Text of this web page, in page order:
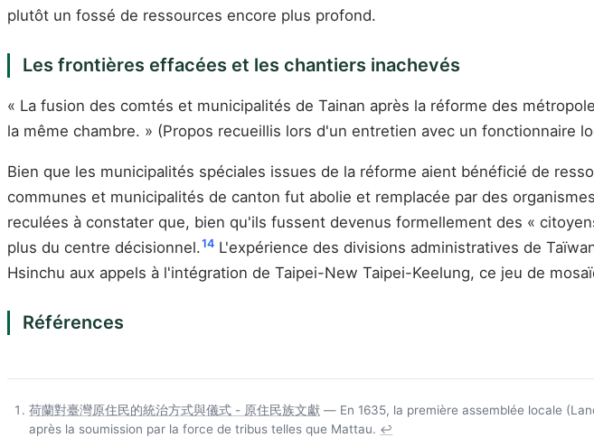
plutôt un fossé de ressources encore plus profond.
Les frontières effacées et les chantiers inachevés
« La fusion des comtés et municipalités de Tainan après la réforme des
la même chambre. » (Propos recueillis lors d'un entretien avec un fonctionnaire
Bien que les municipalités spéciales issues de la réforme aient bénéficié de
communes et municipalités de canton fut abolie et remplacée par des
reculées à constater que, bien qu'ils fussent devenus formellement des «
plus du centre décisionnel.14 L'expérience des divisions administratives de
Hsinchu aux appels à l'intégration de Taipei-New Taipei-Keelung, ce jeu de
Références
荷蘭對臺灣原住民的統治方式與儀式 - 原住民族文獻 — En 1635, la première assemblée locale
après la soumission par la force de tribus telles que Mattau. ↩